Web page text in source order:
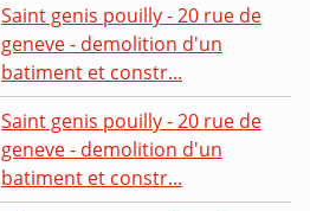
Saint genis pouilly - 20 rue de
geneve - demolition d'un
batiment et constr...
Saint genis pouilly - 20 rue de
geneve - demolition d'un
batiment et constr...